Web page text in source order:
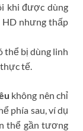
khi được dùng
HD nhưng thấp
thể bị dùng linh
tế.
không nên chỉ
phía sau, ví dụ
thể gần tương